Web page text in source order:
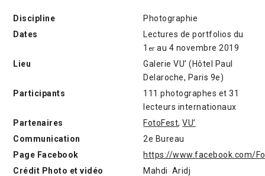
Discipline
Photographie
Dates
Lectures de portfolios du
1 er au 4 novembre 2019
Lieu
Galerie VU’ (Hôtel Paul
Delaroche, Paris 9e)
Participants
111 photographes et 31
lecteurs internationaux
Partenaires
FotoFest,VU’
Communication
2e Bureau
Page Facebook
https://www.facebook.com/
Crédit Photo et vidéo
Mahdi Aridj